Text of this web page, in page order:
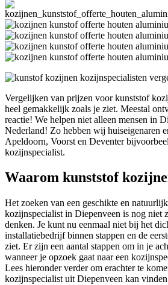
Vergelijken van prijzen voor kunststof
heel gemakkelijk zoals je ziet. Meestal
reactie! We helpen niet alleen mensen in
Nederland! Zo hebben wij huiseigenaren
Apeldoorn, Voorst en Deventer
kozijnspecialist.
Waarom kunststof
Het zoeken van een geschikte en
kozijnspecialist in Diepenveen is nog niet
denken. Je kunt nu eenmaal niet bij het
installatiebedrijf binnen stappen en de
ziet. Er zijn een aantal stappen om in je
wanneer je opzoek gaat naar een
Lees hieronder verder om erachter te
kozijnspecialist uit Diepenveen kan